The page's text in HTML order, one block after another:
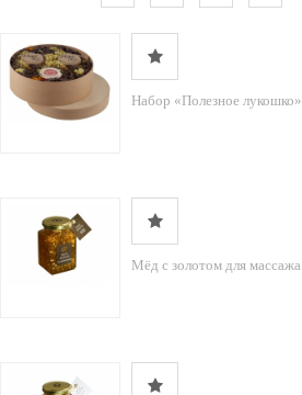
Набор «Полезное лукошко»
Мёд с золотом для массажа